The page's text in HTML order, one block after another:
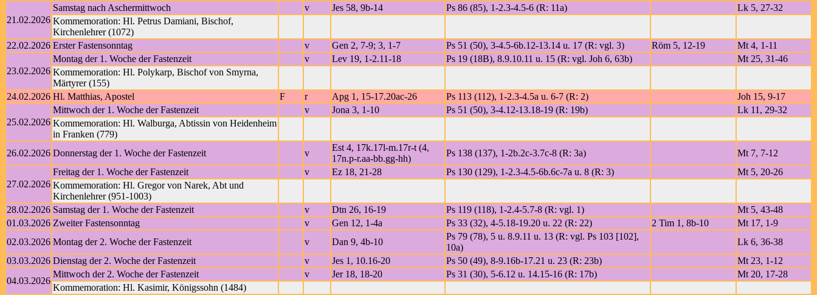
21.02.2026
Samstag nach Aschermittwoch v Jes 58, 9b-14 Ps 86 (85), 1-2.3-4.5-6 (R: 11a)
Lk 5, 27-32
Kommemoration: Hl. Petrus Damiani, Bischof,
Kirchenlehrer (1072)
22.02.2026 Erster Fastensonntag v Gen 2, 7-9; 3, 1-7 Ps 51 (50), 3-4.5-6b.12-13.14 u. 17 (R: vgl. 3) Röm 5, 12-19 Mt 4, 1-11
23.02.2026
Montag der 1. Woche der Fastenzeit v Lev 19, 1-2.11-18 Ps 19 (18B), 8.9.10.11 u. 15 (R: vgl. Joh 6, 63b)
Mt 25, 31-46
Kommemoration: Hl. Polykarp, Bischof von Smyrna,
Märtyrer (155)
24.02.2026 Hl. Matthias, Apostel F r Apg 1, 15-17.20ac-26 Ps 113 (112), 1-2.3-4.5a u. 6-7 (R: 2) Joh 15, 9-17
25.02.2026
Mittwoch der 1. Woche der Fastenzeit v Jona 3, 1-10 Ps 51 (50), 3-4.12-13.18-19 (R: 19b)
Lk 11, 29-32
Kommemoration: Hl. Walburga, Abtissin von Heidenheim
in Franken (779)
26.02.2026 Donnerstag der 1. Woche der Fastenzeit v
Est 4, 17k.17l-m.17r-t (4,
17n.p-r.aa-bb.gg-hh)
Ps 138 (137), 1-2b.2c-3.7c-8 (R: 3a) Mt 7, 7-12
27.02.2026
Freitag der 1. Woche der Fastenzeit v Ez 18, 21-28 Ps 130 (129), 1-2.3-4.5-6b.6c-7a u. 8 (R: 3)
Mt 5, 20-26
Kommemoration: Hl. Gregor von Narek, Abt und
Kirchenlehrer (951-1003)
28.02.2026 Samstag der 1. Woche der Fastenzeit v Dtn 26, 16-19 Ps 119 (118), 1-2.4-5.7-8 (R: vgl. 1)
Mt 5, 43-48
01.03.2026 Zweiter Fastensonntag v Gen 12, 1-4a Ps 33 (32), 4-5.18-19.20 u. 22 (R: 22) 2 Tim 1, 8b-10
Mt 17, 1-9
02.03.2026 Montag der 2. Woche der Fastenzeit v Dan 9, 4b-10
Ps 79 (78), 5 u. 8.9.11 u. 13 (R: vgl. Ps 103 [102],
10a)
Lk 6, 36-38
03.03.2026 Dienstag der 2. Woche der Fastenzeit v Jes 1, 10.16-20 Ps 50 (49), 8-9.16b-17.21 u. 23 (R: 23b)
Mt 23, 1-12
04.03.2026
Mittwoch der 2. Woche der Fastenzeit v Jer 18, 18-20 Ps 31 (30), 5-6.12 u. 14.15-16 (R: 17b)
Mt 20, 17-28
Kommemoration: Hl. Kasimir, Königssohn (1484)